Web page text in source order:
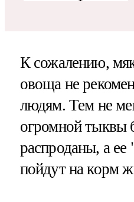
К сожалению,
овоща не
людям. Тем не
огромной тыквы
распроданы, а ее
пойдут на корм